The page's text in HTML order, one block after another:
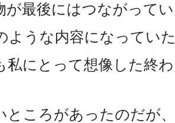
が最後にはつながって
ような内容になってい
私にとって想像した終
ところがあったのだが